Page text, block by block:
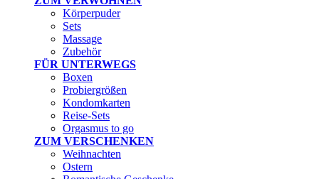
Körperpuder
Sets
Massage
Zubehör
FÜR UNTERWEGS
Boxen
Probiergrößen
Kondomkarten
Reise-Sets
Orgasmus to go
ZUM VERSCHENKEN
Weihnachten
Ostern